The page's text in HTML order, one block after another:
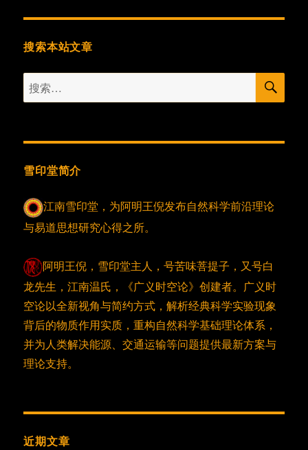
搜索本站文章
搜
索：
搜
雪印堂简介
江南雪印堂，为阿明王倪发布自然科学前沿理论
与易道思想研究心得之所。
阿明王倪，雪印堂主人，号苦味菩提子，又号白
龙先生，江南温氏，《广义时空论》创建者。广义时
空论以全新视角与简约方式，解析经典科学实验现象
背后的物质作用实质，重构自然科学基础理论体系，
并为人类解决能源、交通运输等问题提供最新方案与
理论支持。
近期文章